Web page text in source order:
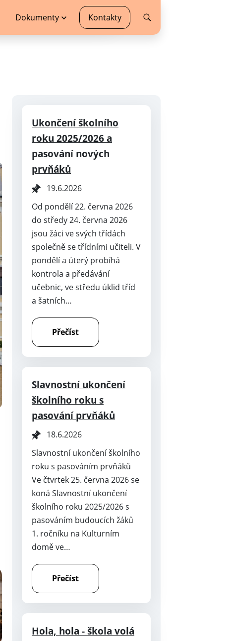
Dokumenty Kontakty
Ukončení školního
roku 2025/2026 a
pasování nových
prvňáků
19.6.2026
Od pondělí 22. června 2026
do středy 24. června 2026
jsou žáci ve svých třídách
společně se třídními učiteli. V
pondělí a úterý probíhá
kontrola a předávání
učebnic, ve středu úklid tříd
a šatních…
Přečíst
Slavnostní ukončení
školního roku s
pasování prvňáků
18.6.2026
Slavnostní ukončení školního
roku s pasováním prvňáků
Ve čtvrtek 25. června 2026 se
koná Slavnostní ukončení
školního roku 2025/2026 s
pasováním budoucích žáků
1. ročníku na Kulturním
domě ve…
Přečíst
Hola, hola - škola volá